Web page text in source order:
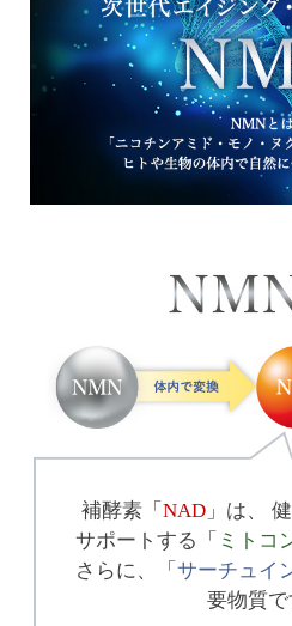
補酵素「 NAD 」は、
サポートする「 ミトコ
さらに、「 サーチュイ
要物質で